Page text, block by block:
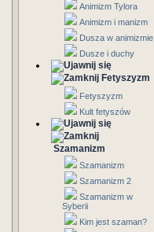
Animizm Tylora
Animizm i manizm
Dusza w animizmie
Dusze i duchy
Fetyszyzm
Fetyszyzm
Kult fetyszów
Szamanizm
Szamanizm
Szamanizm 2
Szamanizm w
Syberii
Kim jest szaman?